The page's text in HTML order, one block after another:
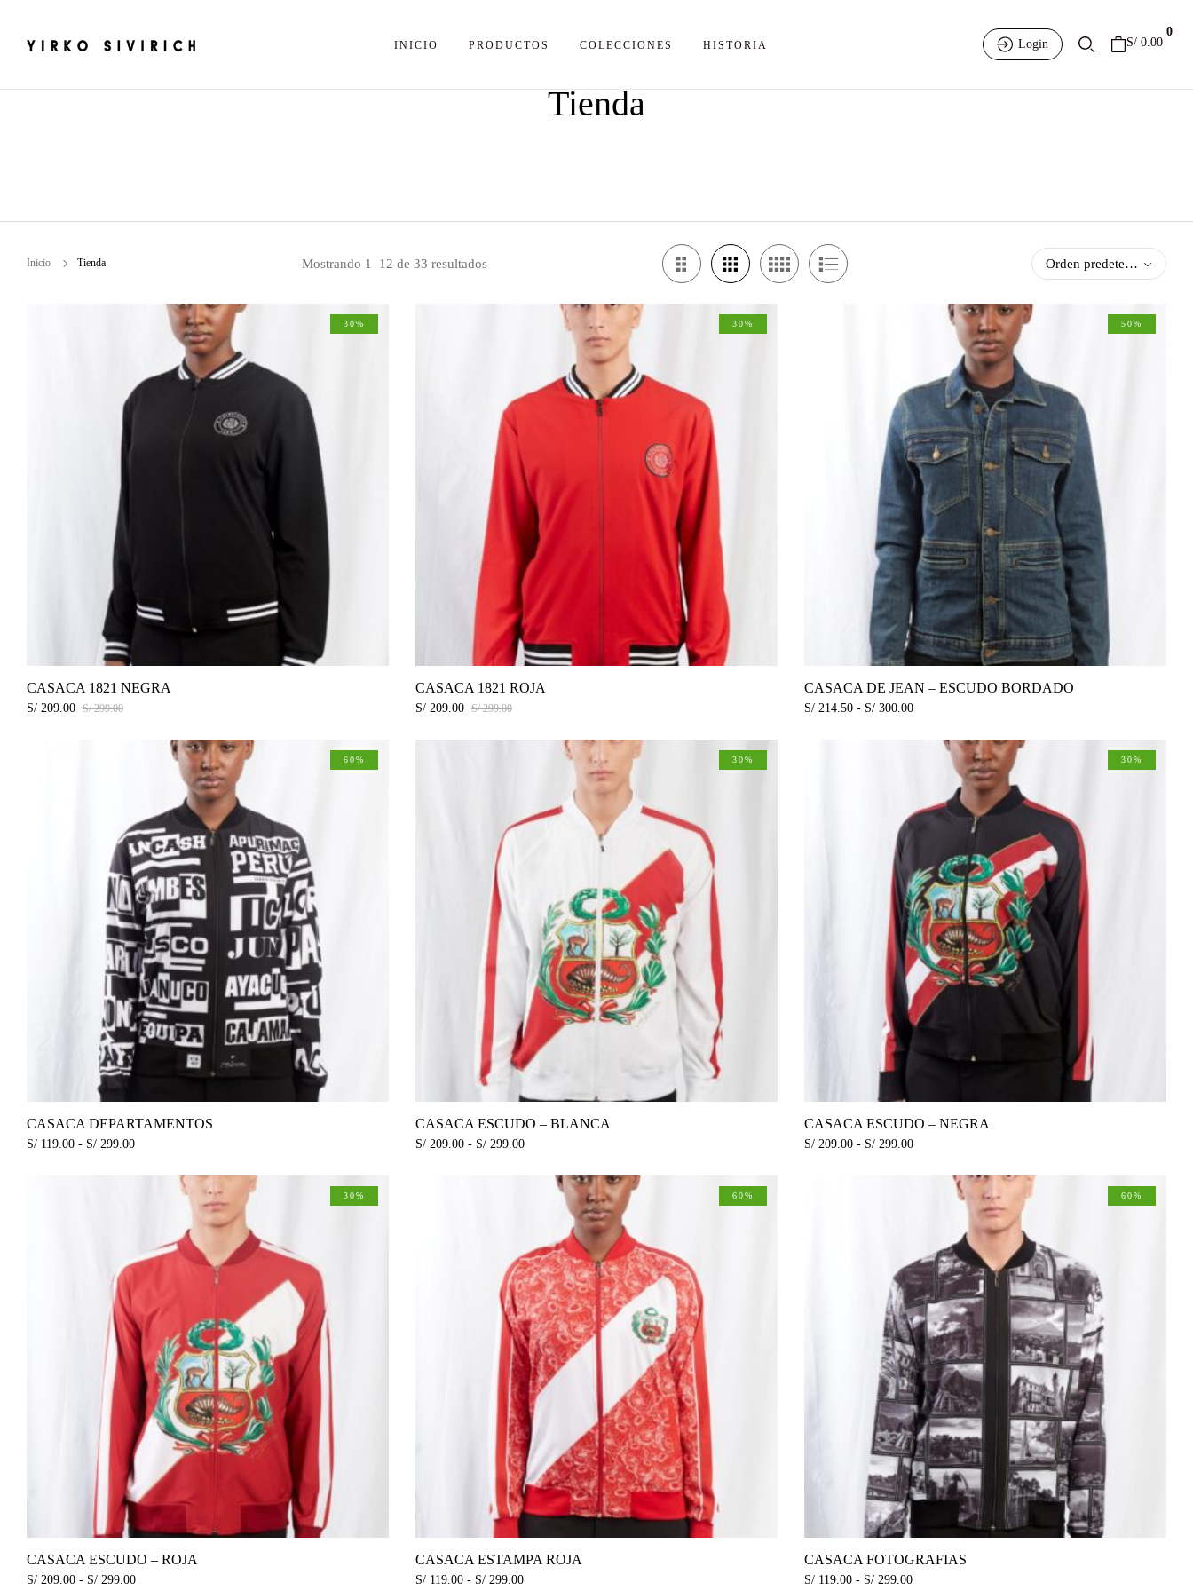
INICIO PRODUCTOS COLECCIONES HISTORIA Login S/ 0.00
0
Tienda
Inicio Tienda Mostrando 1–12 de 33 resultados Orden predeterminado
30%
CASACA 1821 NEGRA
S/299.00
S/ 209.00
30%
CASACA 1821 ROJA
S/299.00
S/ 209.00
50%
CASACA DE JEAN – ESCUDO BORDADO
S/ 214.50 - S/ 300.00
60%
CASACA DEPARTAMENTOS
S/ 119.00 - S/ 299.00
30%
CASACA ESCUDO – BLANCA
S/ 209.00 - S/ 299.00
30%
CASACA ESCUDO – NEGRA
S/ 209.00 - S/ 299.00
30%
CASACA ESCUDO – ROJA
S/ 209.00 - S/ 299.00
60%
CASACA ESTAMPA ROJA
S/ 119.00 - S/ 299.00
60%
CASACA FOTOGRAFIAS
S/ 119.00 - S/ 299.00